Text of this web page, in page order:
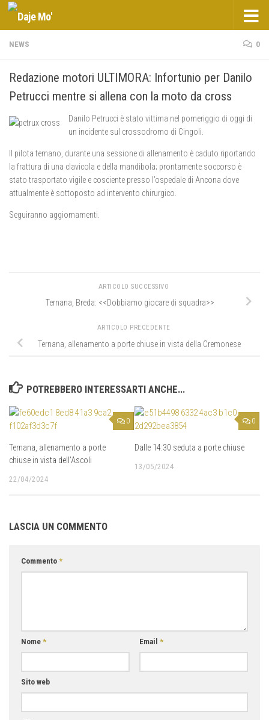
Salta al contenuto
NEWS 0
Redazione motori ULTIMORA: Infortunio per Danilo
Petrucci mentre si allena con la moto da cross
Danilo Petrucci è stato vittima nel pomeriggio di oggi di
un incidente sul crossodromo di Cingoli.
Il pilota ternano, durante una sessione di allenamento è caduto riportando
la frattura di una clavicola e della mandibola; prontamente soccorso è
stato trasportato vigile e cosciente presso l’ospedale di Ancona dove
attualmente è sottoposto ad intervento chirurgico.
Seguiranno aggiornamenti.
ARTICOLO SUCCESSIVO
Ternana, Breda: <<Dobbiamo giocare di squadra>>
ARTICOLO PRECEDENTE
Ternana, allenamento a porte chiuse in vista della Cremonese
POTREBBERO INTERESSARTI ANCHE...
0
Ternana, allenamento a porte
chiuse in vista dell’Ascoli
22/04/2024
0
Dalle 14:30 seduta a porte chiuse
13/05/2024
LASCIA UN COMMENTO
Commento *
Nome * Email *
Sito web